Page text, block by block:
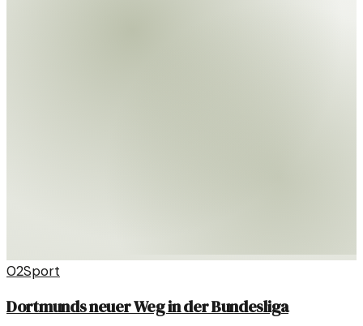
02Sport
Dortmunds neuer Weg in der Bundesliga